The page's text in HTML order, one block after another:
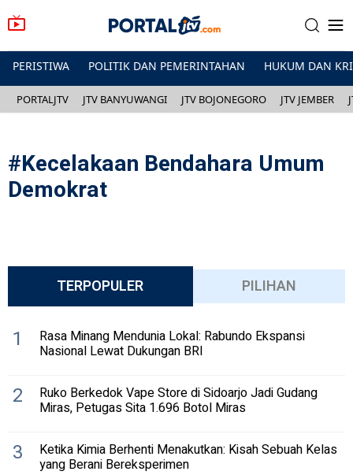
PERISTIWA POLITIK DAN PEMERINTAHAN HUKUM DAN
PORTALJTV JTV BANYUWANGI JTV BOJONEGORO JTV JEMBER
#Kecelakaan Bendahara Umum
Demokrat
TERPOPULER PILIHAN
1 Rasa Minang Mendunia Lokal: Rabundo Ekspansi
Nasional Lewat Dukungan BRI
2 Ruko Berkedok Vape Store di Sidoarjo Jadi Gudang
Miras, Petugas Sita 1.696 Botol Miras
3 Ketika Kimia Berhenti Menakutkan: Kisah Sebuah Kelas
yang Berani Bereksperimen